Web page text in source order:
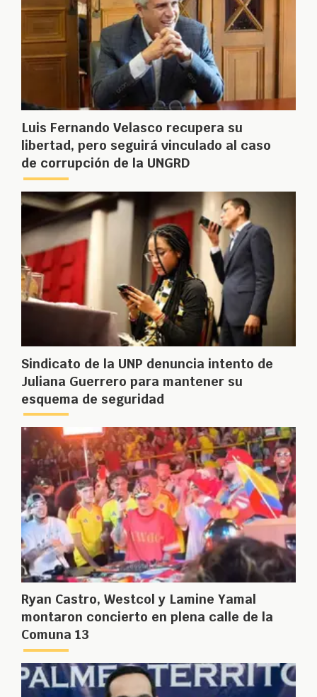
Luis Fernando Velasco recupera su
libertad, pero seguirá vinculado al caso
de corrupción de la UNGRD
Sindicato de la UNP denuncia intento de
Juliana Guerrero para mantener su
esquema de seguridad
Ryan Castro, Westcol y Lamine Yamal
montaron concierto en plena calle de la
Comuna 13